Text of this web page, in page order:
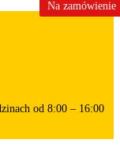
od 8:00 – 16:00
Na zamówienie